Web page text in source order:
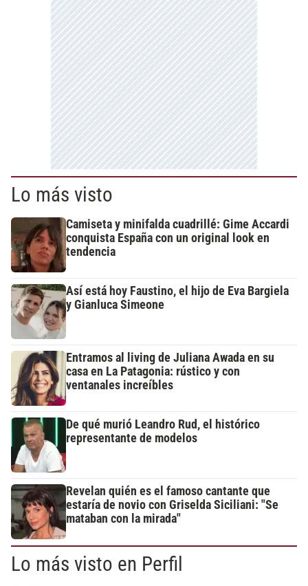
Lo más visto
Camiseta y minifalda cuadrillé: Gime Accardi
conquista España con un original look en
tendencia
Así está hoy Faustino, el hijo de Eva Bargiela
y Gianluca Simeone
Entramos al living de Juliana Awada en su
casa en La Patagonia: rústico y con
ventanales increíbles
De qué murió Leandro Rud, el histórico
representante de modelos
Revelan quién es el famoso cantante que
estaría de novio con Griselda Siciliani: "Se
mataban con la mirada"
Lo más visto en Perfil